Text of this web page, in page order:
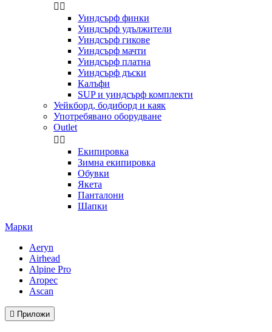
 
Уиндсърф финки
Уиндсърф удължители
Уиндсърф гикове
Уиндсърф мачти
Уиндсърф платна
Уиндсърф дъски
Калъфи
SUP и уиндсърф комплекти
Уейкборд, бодиборд и каяк
Употребявано оборудване
Outlet
 
Екипировка
Зимна екипировка
Обувки
Якета
Панталони
Шапки
Марки
Aeryn
Airhead
Alpine Pro
Aropec
Ascan
 Приложи